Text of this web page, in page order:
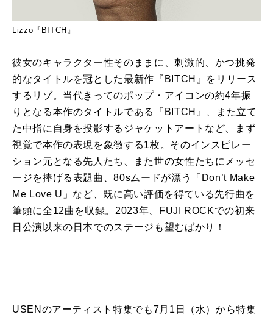
Lizzo『BITCH』
彼女のキャラクター性そのままに、刺激的、かつ挑発
的なタイトルを冠とした最新作『BITCH』をリリース
するリゾ。当代きってのポップ・アイコンの約4年振
りとなる本作のタイトルである『BITCH』、また立て
た中指に自身を投影するジャケットアートなど、まず
視覚で本作の表現を象徴する1枚。そのインスピレー
ション元となる先人たち、また世の女性たちにメッセ
ージを捧げる表題曲、80sムードが漂う「Don’t Make
Me Love U」など、既に高い評価を得ている先行曲を
筆頭に全12曲を収録。2023年、FUJI ROCKでの初来
日公演以来の日本でのステージも望むばかり！
USENのアーティスト特集でも7月1日（水）から特集